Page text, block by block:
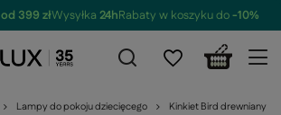
od 399 złWysyłka 24hRabaty w koszyku do-10%
Lampy do pokoju dziecięcego Kinkiet Bird drewniany